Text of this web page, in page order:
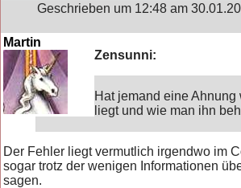
Geschrieben um 12:48 am
Martin
Zensunni:
Hat jemand eine Ahnung
liegt und wie man ihn
Der Fehler liegt vermutlich irgendwo im
sogar trotz der wenigen Informationen
sagen.